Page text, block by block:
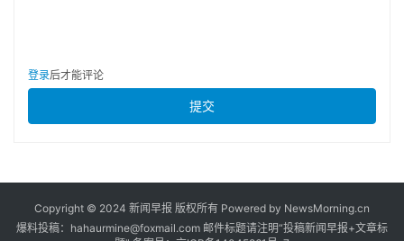
登录后才能评论
提交
Copyright © 2024 新闻早报 版权所有 Powered by NewsMorning.cn
爆料投稿：hahaurmine@foxmail.com 邮件标题请注明“投稿新闻早报+文章标